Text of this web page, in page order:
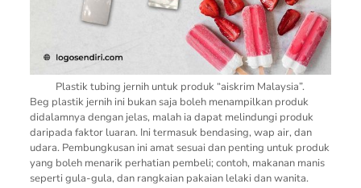
Plastik tubing jernih untuk produk “aiskrim Malaysia”.
Beg plastik jernih ini bukan saja boleh menampilkan produk
didalamnya dengan jelas, malah ia dapat melindungi produk
daripada faktor luaran. Ini termasuk bendasing, wap air, dan
udara. Pembungkusan ini amat sesuai dan penting untuk produk
yang boleh menarik perhatian pembeli; contoh, makanan manis
seperti gula-gula, dan rangkaian pakaian lelaki dan wanita.